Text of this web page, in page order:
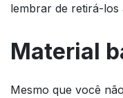
lembrar de retirá-los
Material
Mesmo que você